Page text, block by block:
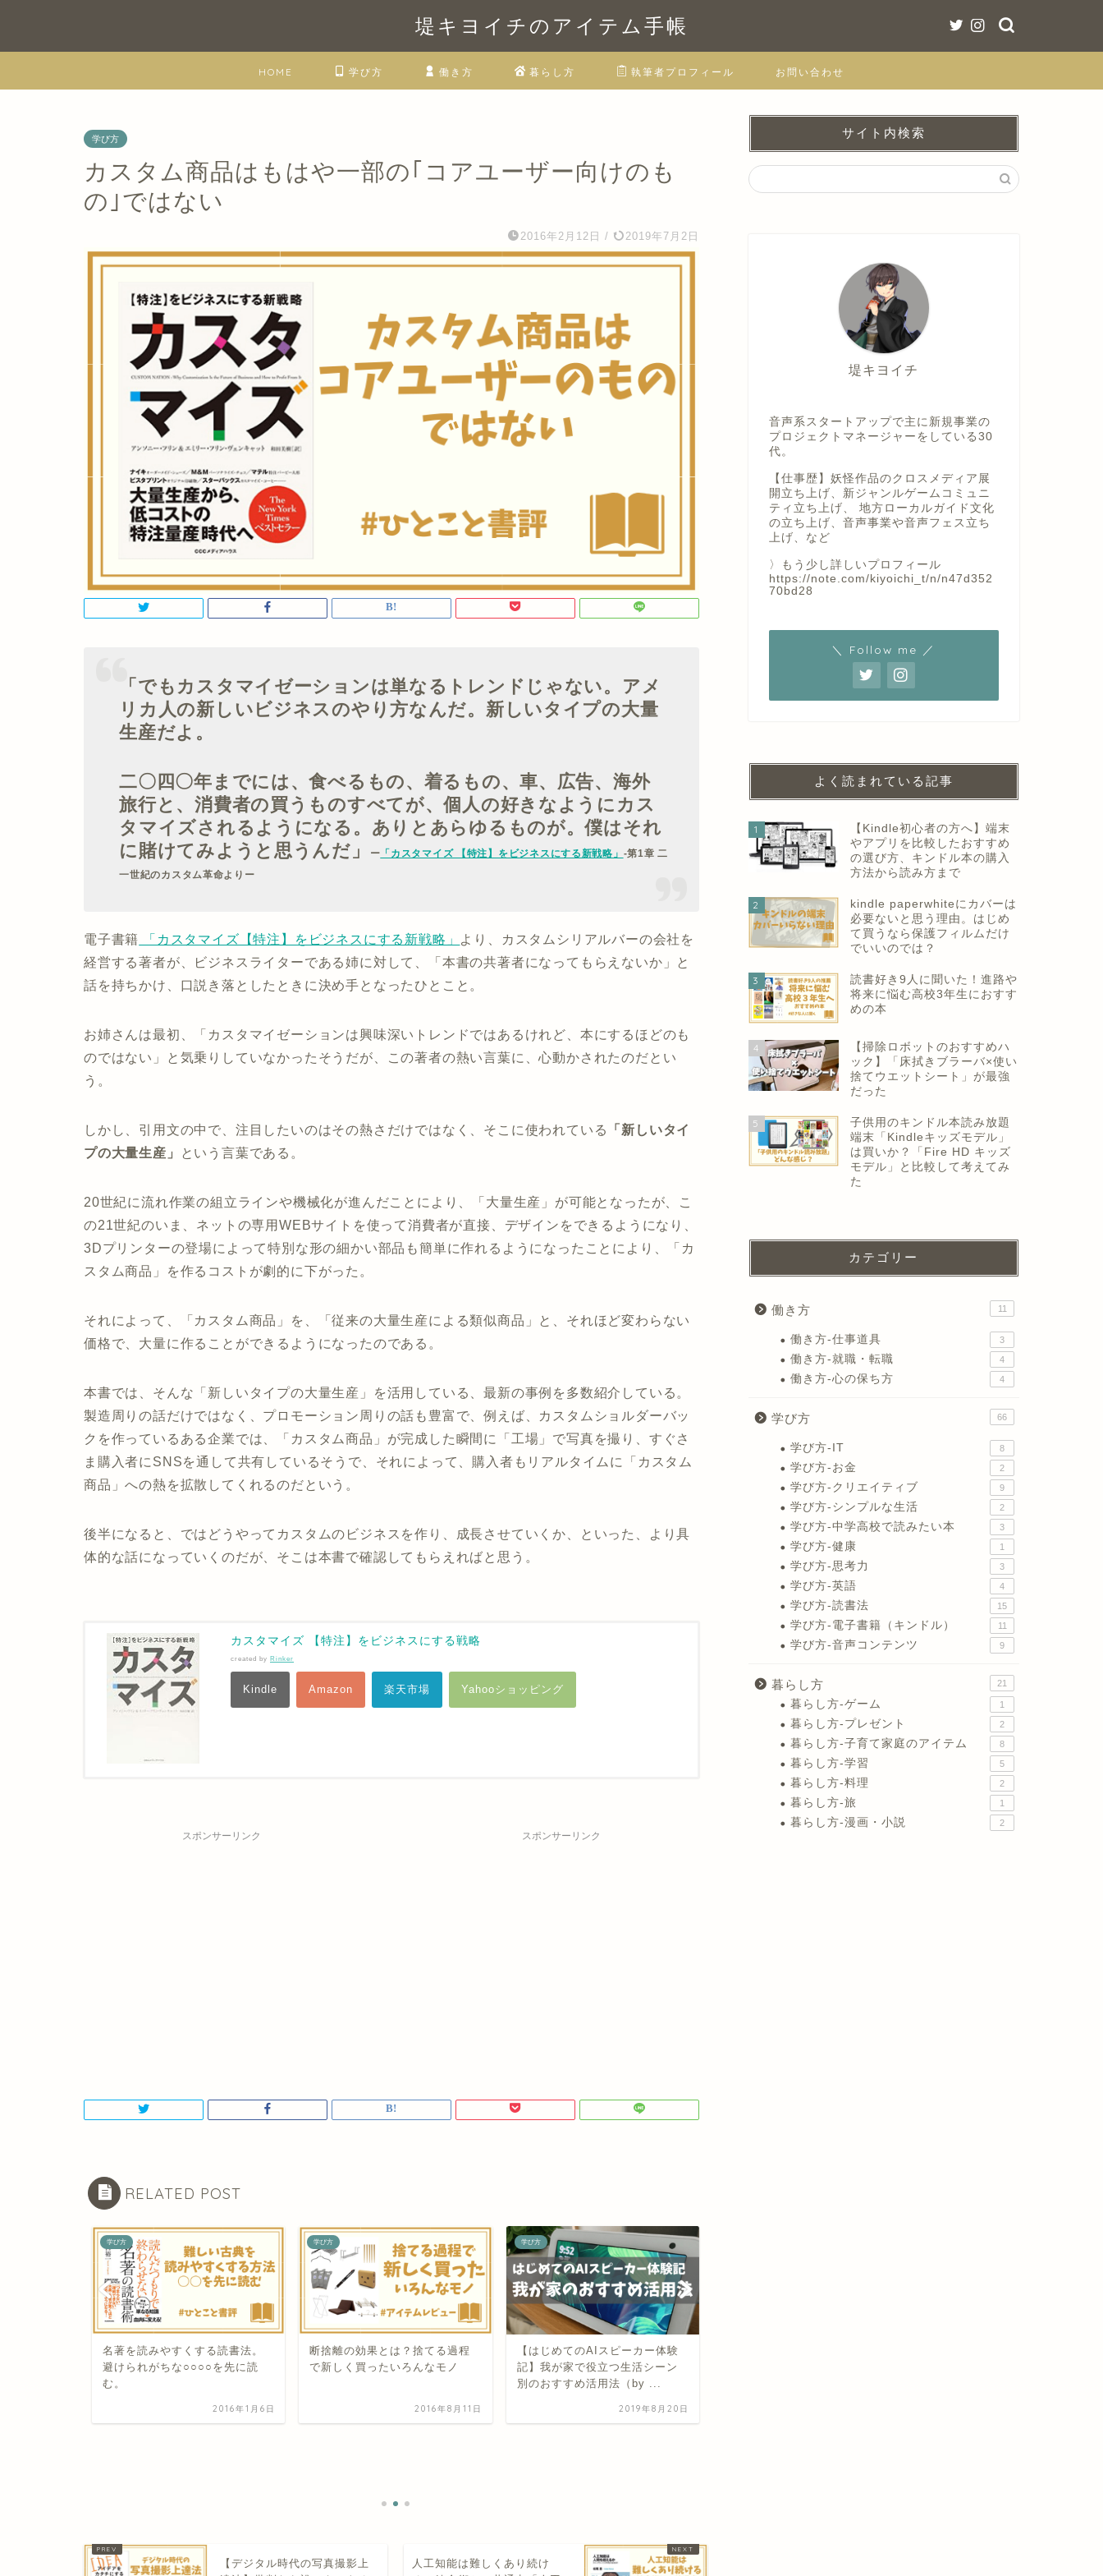
堤キヨイチのアイテム手帳
HOME 学び方 働き方 暮らし方 執筆者プロフィール お問い合わせ
学び方
カスタム商品はもはや一部の｢コアユーザー向けのも
の｣ではない
2016年2月12日 / 2019年7月2日
「でもカスタマイゼーションは単なるトレンドじゃない。アメ
リカ人の新しいビジネスのやり方なんだ。新しいタイプの大量
生産だよ。
二〇四〇年までには、食べるもの、着るもの、車、広告、海外
旅行と、消費者の買うものすべてが、個人の好きなようにカス
タマイズされるようになる。ありとあらゆるものが。僕はそれ
に賭けてみようと思うんだ」
ー 「カスタマイズ 【特注】をビジネスにする新戦略」 -第1章 二
一世紀のカスタム革命よりー
電子書籍 「カスタマイズ【特注】をビジネスにする新戦略」 より、カスタムシリアルバーの会社を
経営する著者が、ビジネスライターである姉に対して、「本書の共著者になってもらえないか」と
話を持ちかけ、口説き落としたときに決め手となったひとこと。
お姉さんは最初、「カスタマイゼーションは興味深いトレンドではあるけれど、本にするほどのも
のではない」と気乗りしていなかったそうだが、この著者の熱い言葉に、心動かされたのだとい
う。
しかし、引用文の中で、注目したいのはその熱さだけではなく、そこに使われている
「新しいタイ
プの大量生産」
という言葉である。
20世紀に流れ作業の組立ラインや機械化が進んだことにより、「大量生産」が可能となったが、こ
の21世紀のいま、ネットの専用WEBサイトを使って消費者が直接、デザインをできるようになり、
3Dプリンターの登場によって特別な形の細かい部品も簡単に作れるようになったことにより、「カ
スタム商品」を作るコストが劇的に下がった。
それによって、「カスタム商品」を、「従来の大量生産による類似商品」と、それほど変わらない
価格で、大量に作ることができるようになったのである。
本書では、そんな「新しいタイプの大量生産」を活用している、最新の事例を多数紹介している。
製造周りの話だけではなく、プロモーション周りの話も豊富で、例えば、カスタムショルダーバッ
クを作っているある企業では、「カスタム商品」が完成した瞬間に「工場」で写真を撮り、すぐさ
ま購入者にSNSを通して共有しているそうで、それによって、購入者もリアルタイムに「カスタム
商品」への熱を拡散してくれるのだという。
後半になると、ではどうやってカスタムのビジネスを作り、成長させていくか、といった、より具
体的な話になっていくのだが、そこは本書で確認してもらえればと思う。
カスタマイズ 【特注】をビジネスにする戦略
created by Rinker
Kindle Amazon 楽天市場 Yahooショッピング
スポンサーリンク スポンサーリンク
RELATED POST
学び方
名著を読みやすくする読書法。
避けられがちな○○○○を先に読
む。
2016年1月6日
学び方
断捨離の効果とは？捨てる過程
で新しく買ったいろんなモノ
2016年8月11日
学び方
【はじめてのAIスピーカー体験
記】我が家で役立つ生活シーン
別のおすすめ活用法（by ...
2019年8月20日
【デジタル時代の写真撮影上
人工知能は難しくあり続け
サイト内検索
堤キヨイチ
音声系スタートアップで主に新規事業の
プロジェクトマネージャーをしている30
代。
【仕事歴】妖怪作品のクロスメディア展
開立ち上げ、新ジャンルゲームコミュニ
ティ立ち上げ、 地方ローカルガイド文化
の立ち上げ、音声事業や音声フェス立ち
上げ、など
〉もう少し詳しいプロフィール
https://note.com/kiyoichi_t/n/n47d352
70bd28
＼ Follow me ／
よく読まれている記事
1
【Kindle初心者の方へ】端末
やアプリを比較したおすすめ
の選び方、キンドル本の購入
方法から読み方まで
2
kindle paperwhiteにカバーは
必要ないと思う理由。はじめ
て買うなら保護フィルムだけ
でいいのでは？
3
読書好き9人に聞いた！進路や
将来に悩む高校3年生におすす
めの本
4
【掃除ロボットのおすすめハ
ック】「床拭きブラーバ×使い
捨てウエットシート」が最強
だった
5
子供用のキンドル本読み放題
端末「Kindleキッズモデル」
は買いか？「Fire HD キッズ
モデル」と比較して考えてみ
た
カテゴリー
働き方 11
働き方-仕事道具 3
働き方-就職・転職 4
働き方-心の保ち方 4
学び方 66
学び方-IT 8
学び方-お金 2
学び方-クリエイティブ 9
学び方-シンプルな生活 2
学び方-中学高校で読みたい本 3
学び方-健康 1
学び方-思考力 3
学び方-英語 4
学び方-読書法 15
学び方-電子書籍（キンドル） 11
学び方-音声コンテンツ 9
暮らし方 21
暮らし方-ゲーム 1
暮らし方-プレゼント 2
暮らし方-子育て家庭のアイテム 8
暮らし方-学習 5
暮らし方-料理 2
暮らし方-旅 1
暮らし方-漫画・小説 2